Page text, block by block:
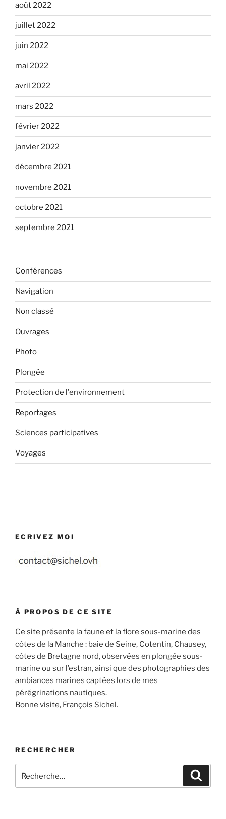
août 2022
juillet 2022
juin 2022
mai 2022
avril 2022
mars 2022
février 2022
janvier 2022
décembre 2021
novembre 2021
octobre 2021
septembre 2021
Conférences
Navigation
Non classé
Ouvrages
Photo
Plongée
Protection de l'environnement
Reportages
Sciences participatives
Voyages
ECRIVEZ MOI
À PROPOS DE CE SITE
Ce site présente la faune et la flore sous-marine des
côtes de la Manche : baie de Seine, Cotentin, Chausey,
côtes de Bretagne nord, observées en plongée sous-
marine ou sur l’estran, ainsi que des photographies des
ambiances marines captées lors de mes
pérégrinations nautiques.
Bonne visite, François Sichel.
RECHERCHER
pour